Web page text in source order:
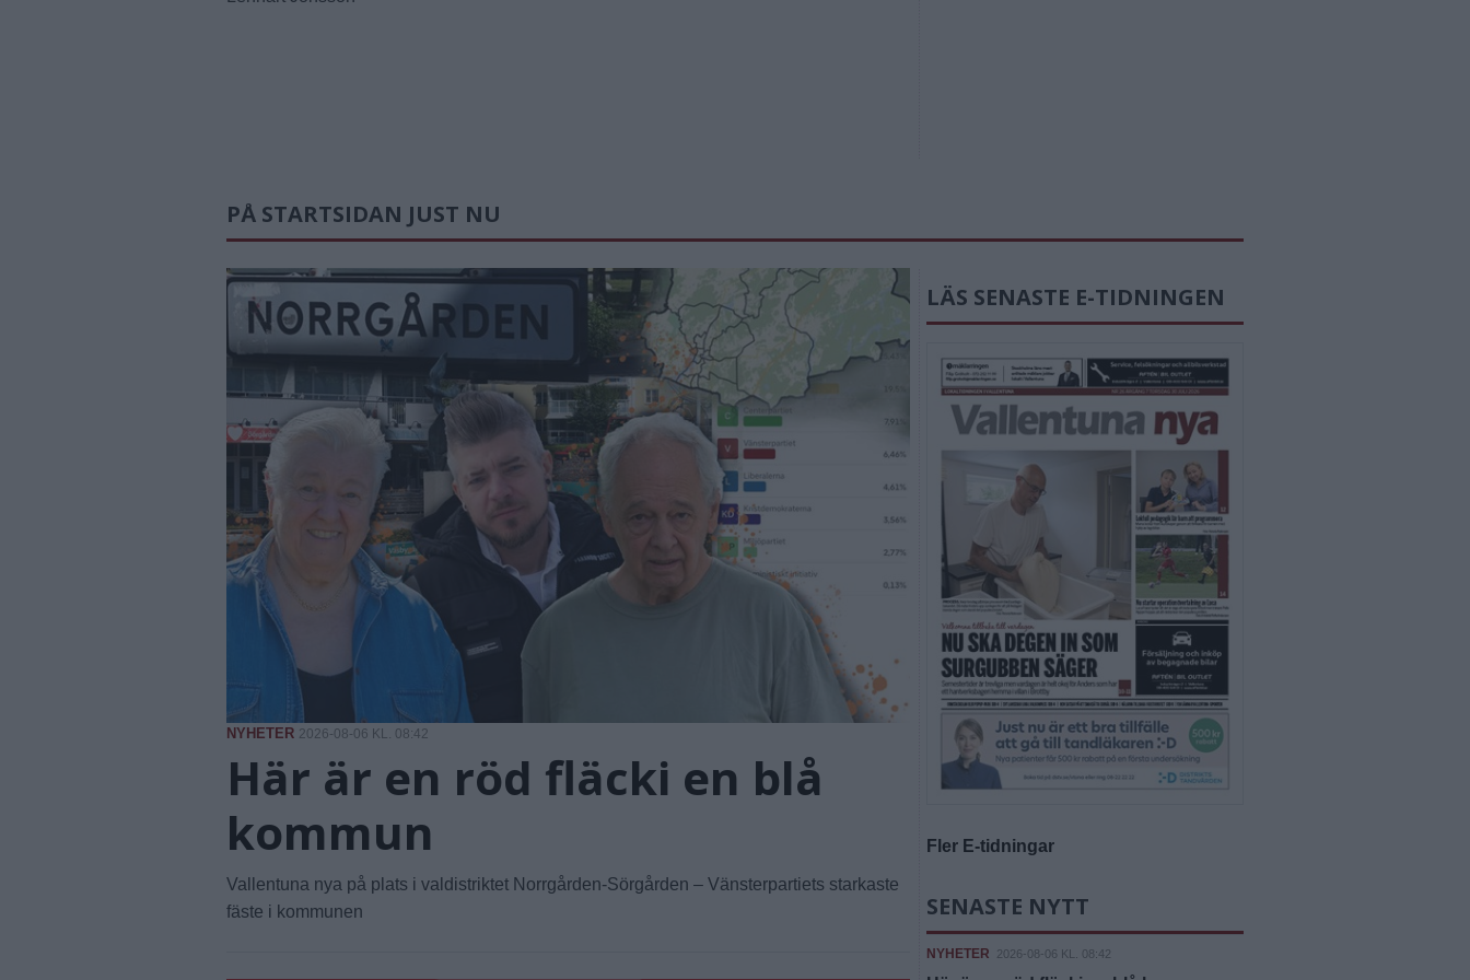
PÅ STARTSIDAN JUST NU
NYHETER 2026-08-06 KL. 08:42
Här är en röd fläcki en blå
kommun
Vallentuna nya på plats i valdistriktet Norrgården-Sörgården – Vänsterpartiets starkaste
fäste i kommunen
LÄS SENASTE E-TIDNINGEN
Fler E-tidningar
SENASTE NYTT
NYHETER 2026-08-06 KL. 08:42